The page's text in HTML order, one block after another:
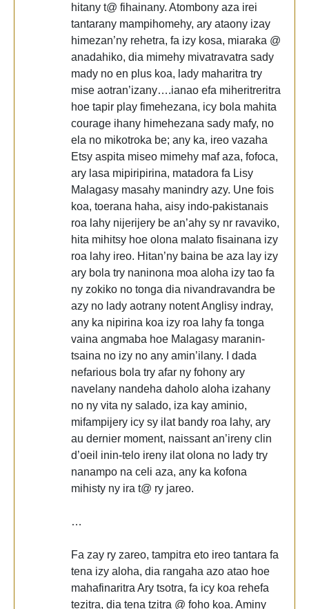
hitany t@ fihainany. Atombony aza irei
tantarany mampihomehy, ary ataony izay
himezan’ny rehetra, fa izy kosa, miaraka @
anadahiko, dia mimehy mivatravatra sady
mady no en plus koa, lady maharitra try
mise aotran’izany….ianao efa miheritreritra
hoe tapir play fimehezana, icy bola mahita
courage ihany himehezana sady mafy, no
ela no mikotroka be; any ka, ireo vazaha
Etsy aspita miseo mimehy maf aza, fofoca,
ary lasa mipiripirina, matadora fa Lisy
Malagasy masahy manindry azy. Une fois
koa, toerana haha, aisy indo-pakistanais
roa lahy nijerijery be an’ahy sy nr ravaviko,
hita mihitsy hoe olona malato fisainana izy
roa lahy ireo. Hitan’ny baina be aza lay izy
ary bola try naninona moa aloha izy tao fa
ny zokiko no tonga dia nivandravandra be
azy no lady aotrany notent Anglisy indray,
any ka nipirina koa izy roa lahy fa tonga
vaina angmaba hoe Malagasy maranin-
tsaina no izy no any amin’ilany. I dada
nefarious bola try afar ny fohony ary
navelany nandeha daholo aloha izahany
no ny vita ny salado, iza kay aminio,
mifampijery icy sy ilat bandy roa lahy, ary
au dernier moment, naissant an’ireny clin
d’oeil inin-telo ireny ilat olona no lady try
nanampo na celi aza, any ka kofona
mihisty ny ira t@ ry jareo.
…
Fa zay ry zareo, tampitra eto ireo tantara fa
tena izy aloha, dia rangaha azo atao hoe
mahafinaritra Ary tsotra, fa icy koa rehefa
tezitra, dia tena tzitra @ foho koa. Aminy